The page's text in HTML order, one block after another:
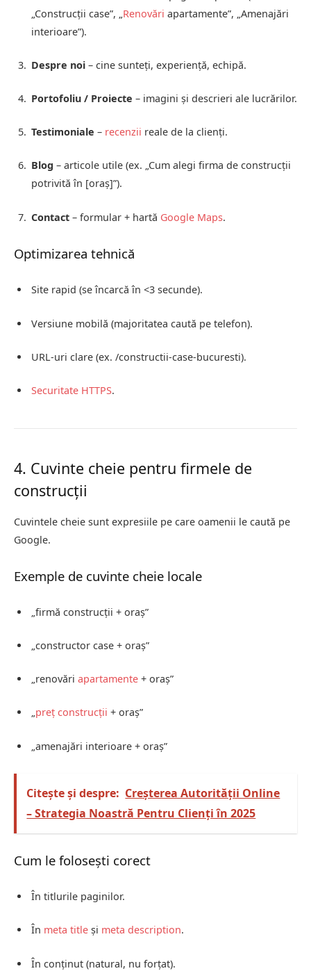
„Construcții case”, „ Renovări apartamente”, „Amenajări
interioare”).
Despre noi – cine sunteți, experiență, echipă.
Portofoliu / Proiecte – imagini și descrieri ale lucrărilor.
Testimoniale – recenzii reale de la clienți.
Blog – articole utile (ex. „Cum alegi firma de construcții
potrivită în [oraș]”).
Contact – formular + hartă Google Maps.
Optimizarea tehnică
Site rapid (se încarcă în <3 secunde).
Versiune mobilă (majoritatea caută pe telefon).
URL-uri clare (ex. /constructii-case-bucuresti).
Securitate HTTPS.
4. Cuvinte cheie pentru firmele de
construcții
Cuvintele cheie sunt expresiile pe care oamenii le caută pe
Google.
Exemple de cuvinte cheie locale
„firmă construcții + oraș”
„constructor case + oraș”
„renovări apartamente + oraș”
„preț construcții + oraș”
„amenajări interioare + oraș”
Citește și despre: Creșterea Autorității Online
– Strategia Noastră Pentru Clienți în 2025
Cum le folosești corect
În titlurile paginilor.
În meta title și meta description.
În conținut (natural, nu forțat).